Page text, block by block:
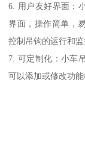
6. 用户友好界面：
界面，操作简单，
控制吊钩的运行和监
7. 可定制化：小车
可以添加或修改功